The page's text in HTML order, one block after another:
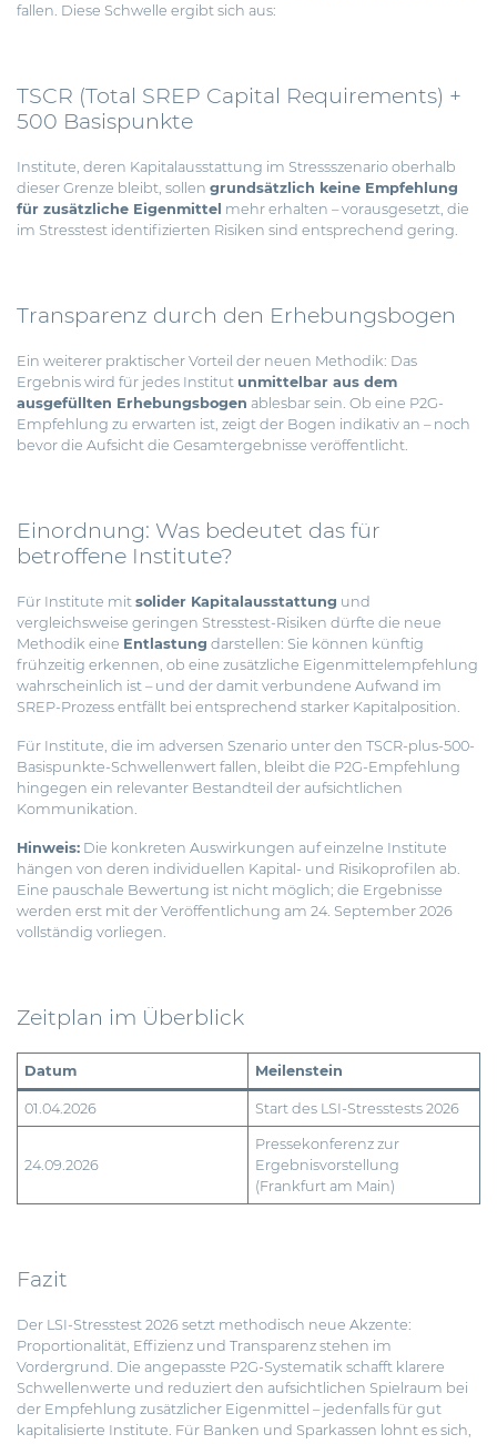
fallen. Diese Schwelle ergibt sich aus:
TSCR (Total SREP Capital Requirements) +
500 Basispunkte
Institute, deren Kapitalausstattung im Stressszenario oberhalb
dieser Grenze bleibt, sollen grundsätzlich keine Empfehlung
für zusätzliche Eigenmittel mehr erhalten – vorausgesetzt, die
im Stresstest identifizierten Risiken sind entsprechend gering.
Transparenz durch den Erhebungsbogen
Ein weiterer praktischer Vorteil der neuen Methodik: Das
Ergebnis wird für jedes Institut unmittelbar aus dem
ausgefüllten Erhebungsbogen ablesbar sein. Ob eine P2G-
Empfehlung zu erwarten ist, zeigt der Bogen indikativ an – noch
bevor die Aufsicht die Gesamtergebnisse veröffentlicht.
Einordnung: Was bedeutet das für
betroffene Institute?
Für Institute mit solider Kapitalausstattung und
vergleichsweise geringen Stresstest-Risiken dürfte die neue
Methodik eine Entlastung darstellen: Sie können künftig
frühzeitig erkennen, ob eine zusätzliche Eigenmittelempfehlung
wahrscheinlich ist – und der damit verbundene Aufwand im
SREP-Prozess entfällt bei entsprechend starker Kapitalposition.
Für Institute, die im adversen Szenario unter den TSCR-plus-500-
Basispunkte-Schwellenwert fallen, bleibt die P2G-Empfehlung
hingegen ein relevanter Bestandteil der aufsichtlichen
Kommunikation.
Hinweis: Die konkreten Auswirkungen auf einzelne Institute
hängen von deren individuellen Kapital- und Risikoprofilen ab.
Eine pauschale Bewertung ist nicht möglich; die Ergebnisse
werden erst mit der Veröffentlichung am 24. September 2026
vollständig vorliegen.
Zeitplan im Überblick
Datum Meilenstein
01.04.2026 Start des LSI-Stresstests 2026
24.09.2026
Pressekonferenz zur
Ergebnisvorstellung
(Frankfurt am Main)
Fazit
Der LSI-Stresstest 2026 setzt methodisch neue Akzente:
Proportionalität, Effizienz und Transparenz stehen im
Vordergrund. Die angepasste P2G-Systematik schafft klarere
Schwellenwerte und reduziert den aufsichtlichen Spielraum bei
der Empfehlung zusätzlicher Eigenmittel – jedenfalls für gut
kapitalisierte Institute. Für Banken und Sparkassen lohnt es sich,